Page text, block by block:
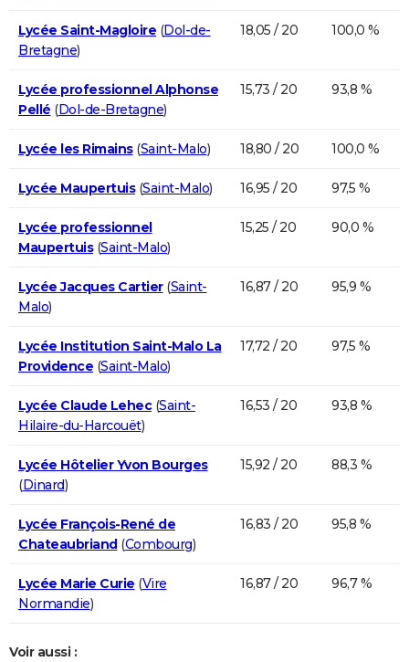
Lycée Saint-Magloire (Dol-de-
Bretagne)
18,05 / 20 100,0 %
Lycée professionnel Alphonse
Pellé (Dol-de-Bretagne)
15,73 / 20 93,8 %
Lycée les Rimains(Saint-Malo) 18,80 / 20 100,0 %
Lycée Maupertuis(Saint-Malo) 16,95 / 20 97,5 %
Lycée professionnel
Maupertuis(Saint-Malo)
15,25 / 20 90,0 %
Lycée Jacques Cartier(Saint-
Malo)
16,87 / 20 95,9 %
Lycée Institution Saint-Malo La
Providence (Saint-Malo)
17,72 / 20 97,5 %
Lycée Claude Lehec(Saint-
Hilaire-du-Harcouët)
16,53 / 20 93,8 %
Lycée Hôtelier Yvon Bourges
(Dinard)
15,92 / 20 88,3 %
Lycée François-René de
Chateaubriand(Combourg)
16,83 / 20 95,8 %
Lycée Marie Curie (Vire
Normandie)
16,87 / 20 96,7 %
Voir aussi :